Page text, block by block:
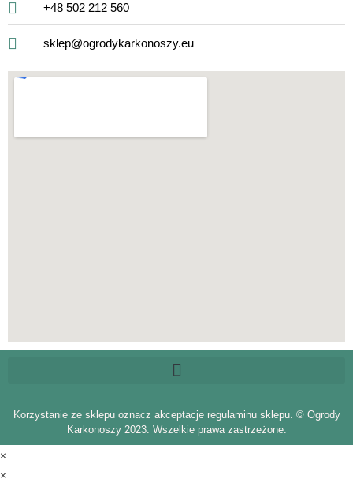
+48 502 212 560
sklep@ogrodykarkonoszy.eu
Korzystanie ze sklepu oznacz akceptacje regulaminu sklepu. © Ogrody
Karkonoszy 2023. Wszelkie prawa zastrzeżone.
×
×